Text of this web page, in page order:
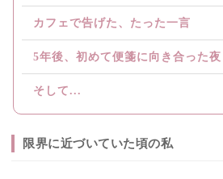
カフェで告げた、たった一言
5年後、初めて便箋に向き合った夜
そして...
限界に近づいていた頃の私